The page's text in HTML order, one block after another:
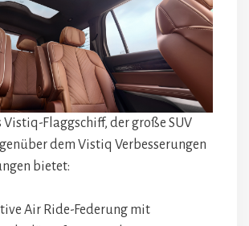
Vistiq-Flaggschiff, der große SUV
dem Vistiq Verbesserungen
bietet:
Air Ride-Federung mit